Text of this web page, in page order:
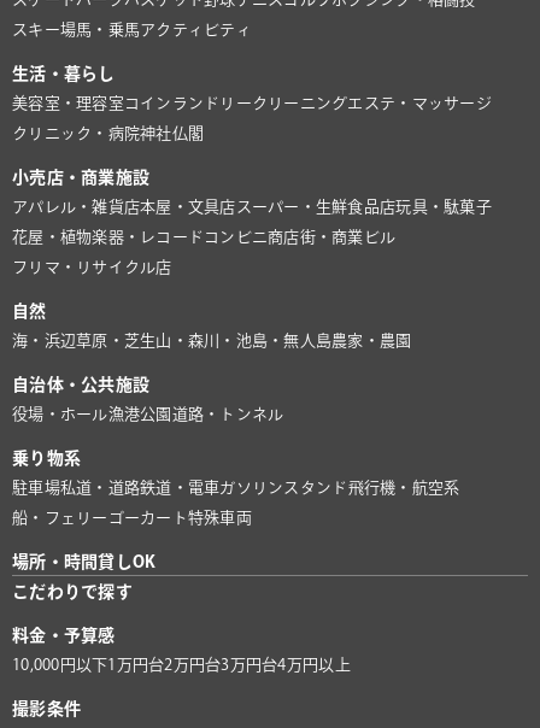
スキー場馬・乗馬アクティビティ
生活・暮らし
美容室・理容室 コインランドリー クリーニングエステ・マッサージ
クリニック・病院神社仏閣
小売店・商業施設
アパレル・雑貨店本屋・文具店 スーパー・生鮮食品店玩具・駄菓子
花屋・植物楽器・レコード コンビニ商店街・商業ビル
フリマ・リサイクル店
自然
海・浜辺草原・芝生山・森川・池島・無人島農家・農園
自治体・公共施設
役場・ホール漁港公園 道路・トンネル
乗り物系
駐車場私道・道路鉄道・電車ガソリンスタンド 飛行機・航空系
船・フェリー ゴーカート特殊車両
場所・時間貸しOK
こだわりで探す
料金・予算感
10,000円以下1万円台2万円台3万円台4万円以上
撮影条件